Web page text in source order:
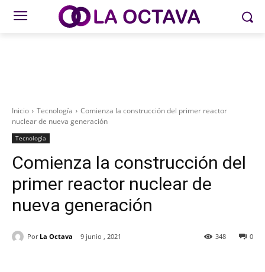
Inicio Tecnología
Comienza la construcción del primer reactor
nuclear de nueva generación
Tecnología
Comienza la construcción del
primer reactor nuclear de
nueva generación
Por La Octava 9 junio , 2021 0
348